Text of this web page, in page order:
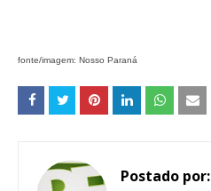
fonte/imagem: Nosso Paraná
Postado por: